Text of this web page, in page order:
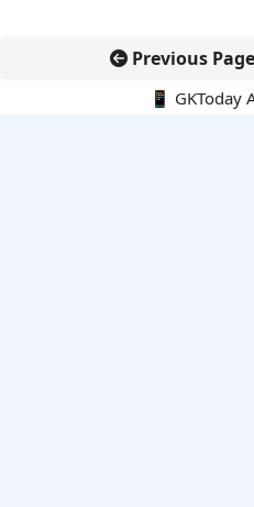
Previous Page
📱 GKToday